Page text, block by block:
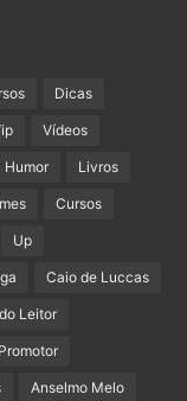
Dicas
Vídeos
Humor Livros
Cursos
Up
Caio de Luccas
Leitor
Promotor
Anselmo Melo